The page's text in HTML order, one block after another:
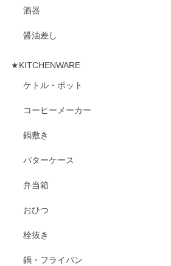
酒器
醤油差し
★KITCHENWARE
ケトル・ポット
コーヒーメーカー
鍋敷き
バターケース
弁当箱
おひつ
栓抜き
鍋・フライパン